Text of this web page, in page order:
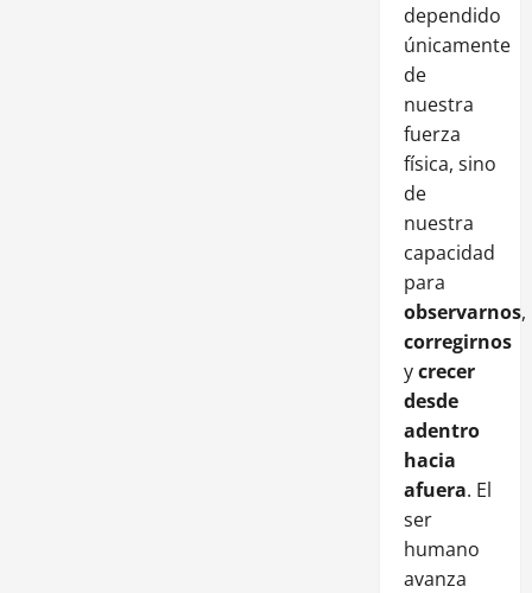
dependido
únicamente
de
nuestra
fuerza
física, sino
de
nuestra
capacidad
para
observarnos,
corregirnos
ycrecer
desde
adentro
hacia
afuera. El
ser
humano
avanza